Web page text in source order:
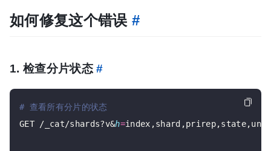
如何修复这个错误 #
1. 检查分片状态#
# 查看所有分片的状态
GET /_cat/shards?v&h=